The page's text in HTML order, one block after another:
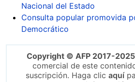
Nacional del Estado
Consulta popular promovida
Democrático
Copyright © AFP 2017-
comercial de este
suscripción. Haga clic aquí